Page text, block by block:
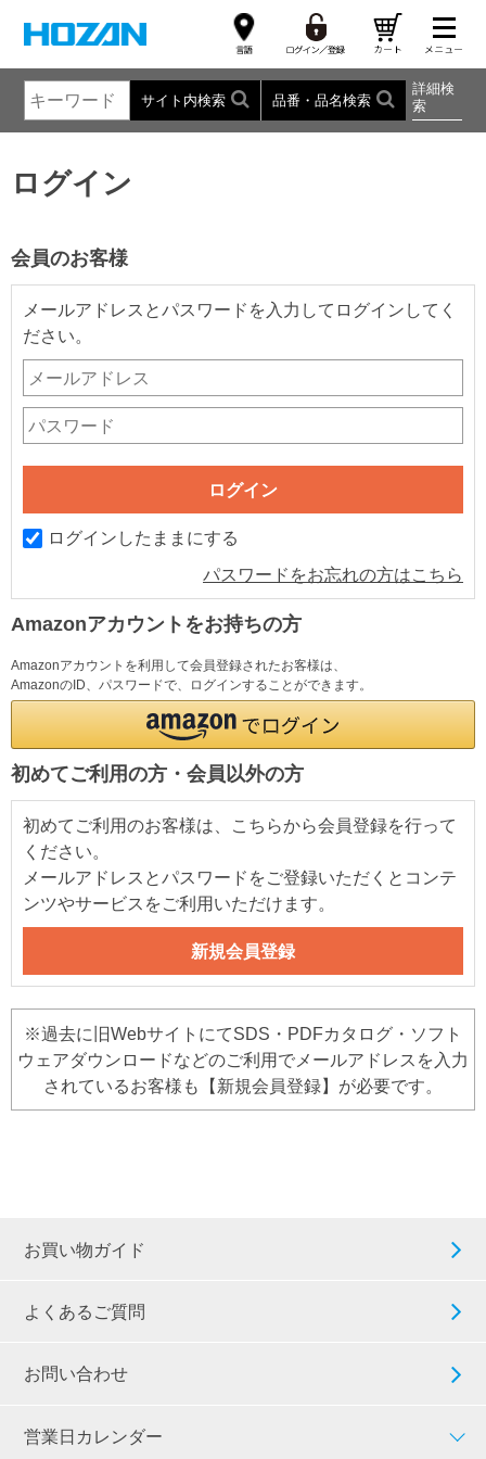
サイト内検索 品番・品名検索
詳細検
索
ログイン
会員のお客様
メールアドレスとパスワードを入力してログインしてく
ださい。
ログインしたままにする
パスワードをお忘れの方はこちら
Amazonアカウントをお持ちの方
Amazonアカウントを利用して会員登録されたお客様は、
AmazonのID、パスワードで、ログインすることができます。
初めてご利用の方・会員以外の方
初めてご利用のお客様は、こちらから会員登録を行って
ください。
メールアドレスとパスワードをご登録いただくとコンテ
ンツやサービスをご利用いただけます。
※過去に旧WebサイトにてSDS・PDFカタログ・ソフト
ウェアダウンロードなどのご利用でメールアドレスを入力
されているお客様も【新規会員登録】が必要です。
お買い物ガイド
よくあるご質問
お問い合わせ
営業日カレンダー